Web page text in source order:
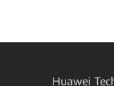
Huawei